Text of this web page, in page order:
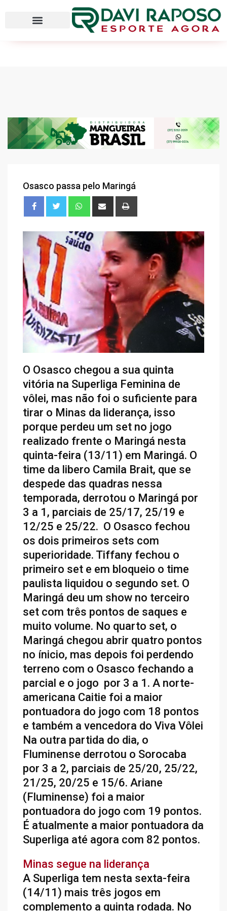
Osasco passa pelo Maringá
O Osasco chegou a sua quinta
vitória na Superliga Feminina de
vôlei, mas não foi o suficiente para
tirar o Minas da liderança, isso
porque perdeu um set no jogo
realizado frente o Maringá nesta
quinta-feira (13/11) em Maringá. O
time da libero Camila Brait, que se
despede das quadras nessa
temporada, derrotou o Maringá por
3 a 1, parciais de 25/17, 25/19 e
12/25 e 25/22. O Osasco fechou
os dois primeiros sets com
superioridade. Tiffany fechou o
primeiro set e em bloqueio o time
paulista liquidou o segundo set. O
Maringá deu um show no terceiro
set com três pontos de saques e
muito volume. No quarto set, o
Maringá chegou abrir quatro pontos
no ínicio, mas depois foi perdendo
terreno com o Osasco fechando a
parcial e o jogo por 3 a 1. A norte-
americana Caitie foi a maior
pontuadora do jogo com 18 pontos
e também a vencedora do Viva Vôlei
Na outra partida do dia, o
Fluminense derrotou o Sorocaba
por 3 a 2, parciais de 25/20, 25/22,
21/25, 20/25 e 15/6. Ariane
(Fluminense) foi a maior
pontuadora do jogo com 19 pontos.
É atualmente a maior pontuadora da
Superliga até agora com 82 pontos.
Minas segue na liderança
A Superliga tem nesta sexta-feira
(14/11) mais três jogos em
complemento a quinta rodada. No